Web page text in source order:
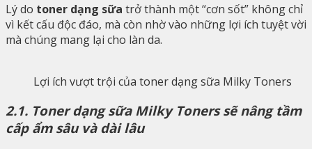
Lý do toner dạng sữa trở thành một “cơn sốt” không chỉ
vì kết cấu độc đáo, mà còn nhờ vào những lợi ích tuyệt vời
mà chúng mang lại cho làn da.
Lợi ích vượt trội của toner dạng sữa Milky Toners
2.1. Toner dạng sữa Milky Toners sẽ nâng tầm
cấp ẩm sâu và dài lâu